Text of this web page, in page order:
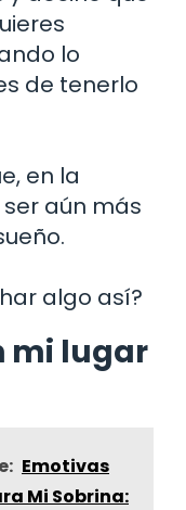
lo
de tenerlo
en la
aún más
algo así?
mi lugar
Emotivas
Mi Sobrina: